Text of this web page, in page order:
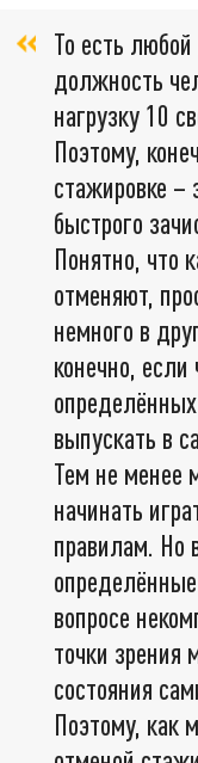
То есть
должность
нагрузку 10
Поэтому,
стажировке –
быстрого
Понятно, что
отменяют,
немного в
конечно,
выпускать в
Тем не менее
начинать
правилам. Но
вопросе
точки зрения
состояния
Поэтому, как